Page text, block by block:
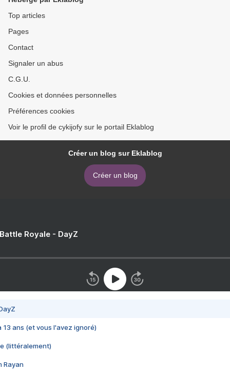
Top articles
Pages
Contact
Signaler un abus
C.G.U.
Cookies et données personnelles
Préférences cookies
Voir le profil de cykijofy sur le portail Eklablog
Créer un blog sur Eklablog
Créer un blog
Royale - DayZ
13 ans (et vous l'avez ignoré)
(littéralement)
Rayan